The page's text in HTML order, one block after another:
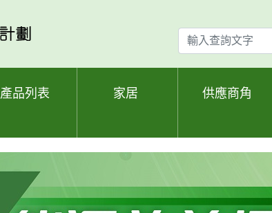
輸
入
查
產品列表 家居 供應商角